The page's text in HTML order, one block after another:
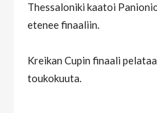
Thessaloniki kaatoi
etenee finaaliin.
Kreikan Cupin finaali
toukokuuta.